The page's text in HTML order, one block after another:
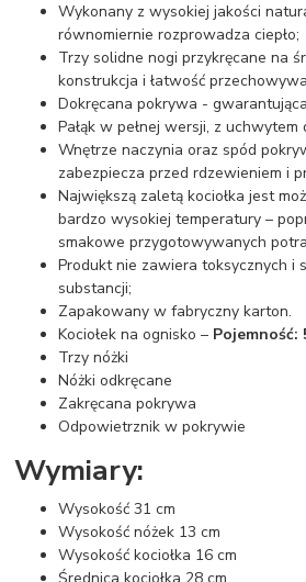
Wykonany z wysokiej jakości
równomiernie rozprowadza ciepło;
Trzy solidne nogi przykręcane na
konstrukcja i łatwość
Dokręcana pokrywa -
Pałąk w pełnej wersji, z
Wnętrze naczynia oraz spód
zabezpiecza przed rdzewieniem i
Największą zaletą kociołka jest
bardzo wysokiej temperatury –
smakowe przygotowywanych
Produkt nie zawiera toksycznych i
substancji;
Zapakowany w fabryczny karton.
Kociołek na ognisko – Pojemność:
Trzy nóżki
Nóżki odkręcane
Zakręcana pokrywa
Odpowietrznik w pokrywie
Wymiary:
Wysokość 31 cm
Wysokość nóżek 13 cm
Wysokość kociołka 16 cm